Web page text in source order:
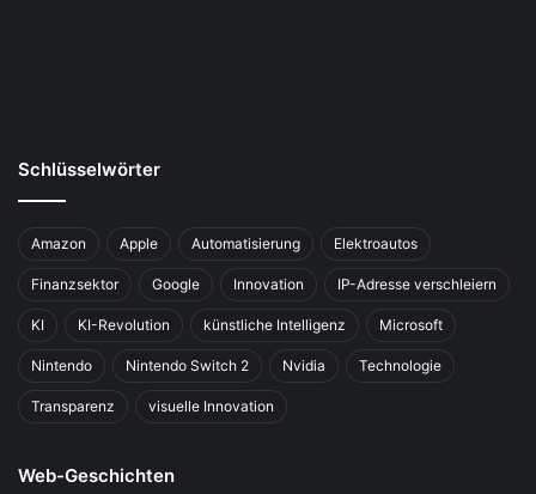
Schlüsselwörter
Amazon Apple Automatisierung Elektroautos
Finanzsektor Google Innovation IP-Adresse verschleiern
KI KI-Revolution künstliche Intelligenz Microsoft
Nintendo Nintendo Switch 2 Nvidia Technologie
Transparenz visuelle Innovation
Web-Geschichten